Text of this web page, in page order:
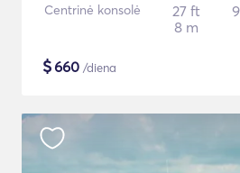
Centrinė konsolė
27 ft
8 m
$660 /diena